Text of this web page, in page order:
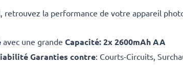
la performance de votre appareil
avec une grande Capacité: 2x 2600mAh AA
Garanties contre: Courts-Circuits,